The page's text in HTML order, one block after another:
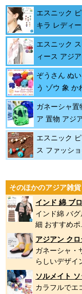
エスニック
キラ レディ
エスニック
ィース アジ
ぞうさん ぬ
う ゾウ 象 か
ガネーシャ置
ア 置物 アジ
エスニック
ス ファッシ
そのほかのアジア雑
インド 綿 ブ
インド綿 バ
細 おすすめポ
アジアン ク
ガネーシャ・
らしいデザイ
ソルメイト
カラフルでエ